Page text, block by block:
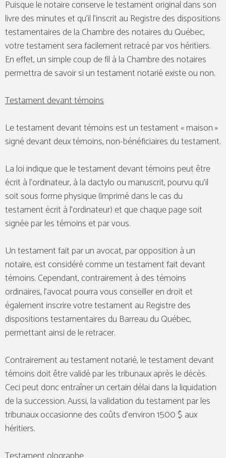
Puisque le notaire conserve le testament original dans son
livre des minutes et qu’il l’inscrit au Registre des dispositions
testamentaires de la Chambre des notaires du Québec,
votre testament sera facilement retracé par vos héritiers.
En effet, un simple coup de fil à la Chambre des notaires
permettra de savoir si un testament notarié existe ou non.
Testament devant témoins
Le testament devant témoins est un testament « maison »
signé devant deux témoins, non-bénéficiaires du testament.
La loi indique que le testament devant témoins peut être
écrit à l’ordinateur, à la dactylo ou manuscrit, pourvu qu’il
soit sous forme physique (imprimé dans le cas du
testament écrit à l’ordinateur) et que chaque page soit
signée par les témoins et par vous.
Un testament fait par un avocat, par opposition à un
notaire, est considéré comme un testament fait devant
témoins. Cependant, contrairement à des témoins
ordinaires, l’avocat pourra vous conseiller en droit et
également inscrire votre testament au Registre des
dispositions testamentaires du Barreau du Québec,
permettant ainsi de le retracer.
Contrairement au testament notarié, le testament devant
témoins doit être validé par les tribunaux après le décès.
Ceci peut donc entraîner un certain délai dans la liquidation
de la succession. Aussi, la validation du testament par les
tribunaux occasionne des coûts d’environ 1500 $ aux
héritiers.